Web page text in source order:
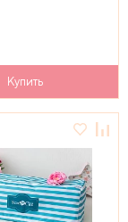
Купить